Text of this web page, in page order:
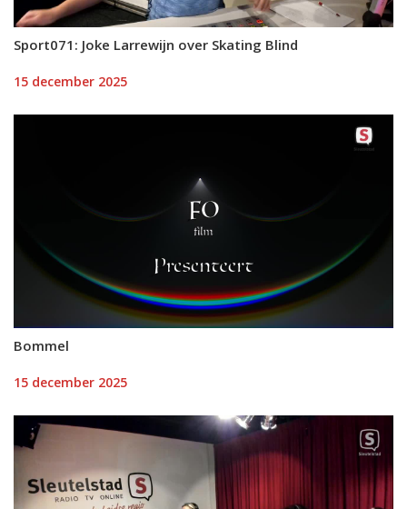
Sport071: Joke Larrewijn over Skating Blind
15 december 2025
Bommel
15 december 2025